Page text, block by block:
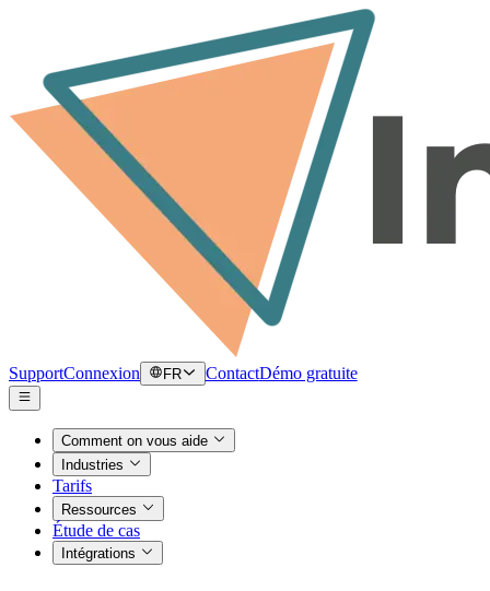
SupportConnexion FR ContactDémo gratuite
Comment on vous aide
Industries
Tarifs
Ressources
Étude de cas
Intégrations